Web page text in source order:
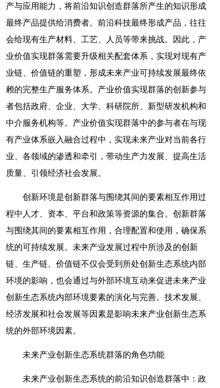
产与应用能力，将前沿知识创造群落所产生的知识形成
最终产品提供给消费者。前沿科技最终形成产品，往往
会给现有生产材料、工艺、人员等带来挑战。因此，产
业价值实现群落需要升级相关配套体系，实现对现有产
业链、价值链的重塑，形成未来产业可持续发展最终依
赖的完整生产服务体系。产业价值实现群落的创新参与
者包括政府、企业、大学、科研院所、新型研发机构和
中介服务机构等。产业价值实现群落中的参与者在与现
有产业体系嵌入融合过程中，实现未来产业对当前各行
业、各领域的渗透和牵引，带动生产力发展、提高生活
质量、引领经济社会发展。
创新环境是创新群落与围绕其间的要素相互作用过
程中人才、资本、平台和政策等资源的集合。创新群落
与围绕其间的要素相互作用，合理配置和使用，确保系
统的可持续发展。未来产业发展过程中所涉及的创新
链、生产链、价值链不仅会受到所处创新生态系统内部
环境的影响，也会通过与外部环境互动来促进未来产业
创新生态系统内部环境要素的演化与完善。技术发展、
经济发展和社会发展等因素是影响未来产业创新生态系
统的外部环境因素。
未来产业创新生态系统群落的角色功能
未来产业创新生态系统的前沿知识创造群落中：政